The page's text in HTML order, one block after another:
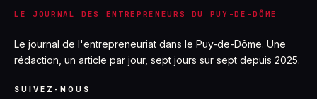
LE JOURNAL DES ENTREPRENEURS DU PUY-DE-DÔME
Le journal de l'entrepreneuriat dans le Puy-de-Dôme. Une
rédaction, un article par jour, sept jours sur sept depuis 2025.
SUIVEZ-NOUS